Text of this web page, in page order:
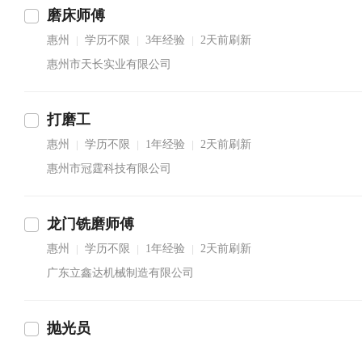
磨床师傅
惠州 学历不限 3年经验
2天前刷新
惠州市天长实业有限公司
打磨工
惠州 学历不限 1年经验
2天前刷新
惠州市冠霆科技有限公司
龙门铣磨师傅
惠州 学历不限 1年经验
2天前刷新
广东立鑫达机械制造有限公司
抛光员